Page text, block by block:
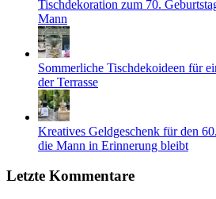
Tischdekoration zum 70.
Mann
Sommerliche Tischdekoideen für
der Terrasse
Kreatives Geldgeschenk für den
die Mann in Erinnerung bleibt
Letzte Kommentare